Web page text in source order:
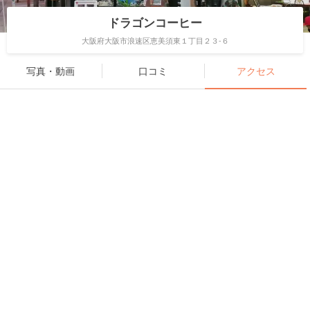
ドラゴンコーヒー
大阪府大阪市浪速区恵美須東１丁目２３-６
写真・動画 口コミ アクセス